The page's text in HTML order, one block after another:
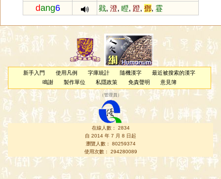
dang6 戥, 澄, 瞪, 蹬, 鄧, 霯
新手入門 使用凡例 字庫統計 隨機漢字
最近被搜索的漢字
鳴謝
製作單位 私隱政策 免責聲明 意見簿
（管理員 ）
在線人數： 2834
自 2014 年 7 月 8 日起
瀏覽人數： 80259374
使用次數： 294280089